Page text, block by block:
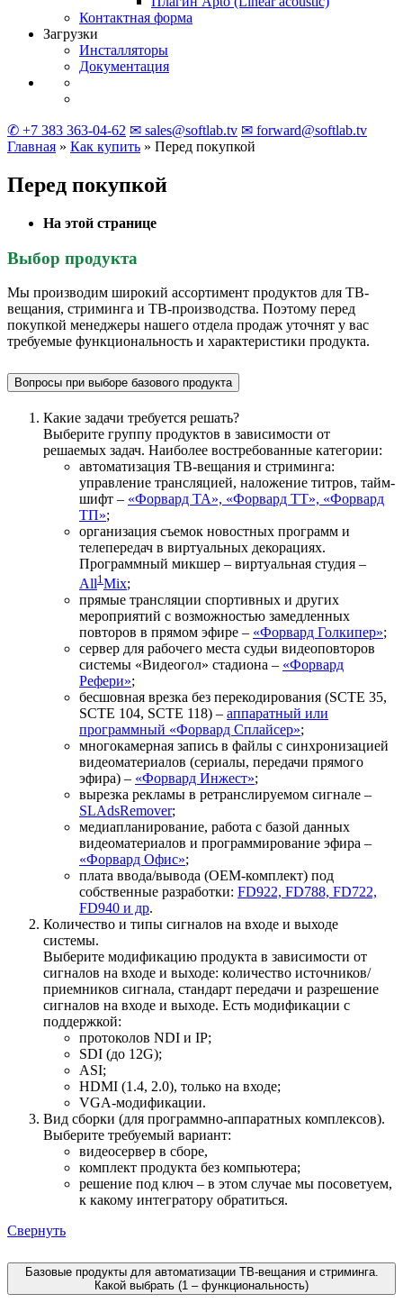
Контактная форма
Загрузки
Инсталляторы
Документация
✆ +7 383 363-04-62 ✉ sales@softlab.tv ✉ forward@softlab.tv
Главная » Как купить » Перед покупкой
Перед покупкой
На этой странице
Выбор продукта
Мы производим широкий ассортимент продуктов для ТВ-
вещания, стриминга и ТВ-производства. Поэтому перед
покупкой менеджеры нашего отдела продаж уточнят у вас
требуемые функциональность и характеристики продукта.
Вопросы при выборе базового продукта
Какие задачи требуется решать?
Выберите группу продуктов в зависимости от
решаемых задач. Наиболее востребованные категории:
автоматизация ТВ-вещания и стриминга:
управление трансляцией, наложение титров, тайм-
шифт – «Форвард ТА», «Форвард ТТ», «Форвард
ТП»;
организация съемок новостных программ и
телепередач в виртуальных декорациях.
Программный микшер – виртуальная студия –
All1Mix;
прямые трансляции спортивных и других
мероприятий с возможностью замедленных
повторов в прямом эфире – «Форвард Голкипер»;
сервер для рабочего места судьи видеоповторов
системы «Видеогол» стадиона – «Форвард
Рефери»;
бесшовная врезка без перекодирования (SCTE 35,
SCTE 104, SCTE 118) – аппаратный или
программный «Форвард Сплайсер»;
многокамерная запись в файлы с синхронизацией
видеоматериалов (сериалы, передачи прямого
эфира) – «Форвард Инжест»;
вырезка рекламы в ретранслируемом сигнале –
SLAdsRemover;
медиапланирование, работа с базой данных
видеоматериалов и программирование эфира –
«Форвард Офис»;
плата ввода/вывода (OEM-комплект) под
собственные разработки: FD922, FD788, FD722,
FD940 и др.
Количество и типы сигналов на входе и выходе
системы.
Выберите модификацию продукта в зависимости от
сигналов на входе и выходе: количество источников/
приемников сигнала, стандарт передачи и разрешение
сигналов на входе и выходе. Есть модификации с
поддержкой:
протоколов NDI и IP;
SDI (до 12G);
ASI;
HDMI (1.4, 2.0), только на входе;
VGA-модификации.
Вид сборки (для программно-аппаратных комплексов).
Выберите требуемый вариант:
видеосервер в сборе,
комплект продукта без компьютера;
решение под ключ – в этом случае мы посоветуем,
к какому интегратору обратиться.
Свернуть
Базовые продукты для автоматизации ТВ-вещания и стриминга.
Какой выбрать (1 – функциональность)